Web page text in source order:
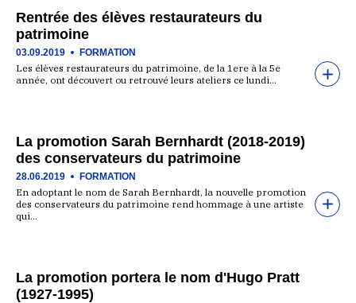
Rentrée des élèves restaurateurs du
patrimoine
03.09.2019 FORMATION
Les élèves restaurateurs du patrimoine, de la 1ere à la 5e
année, ont découvert ou retrouvé leurs ateliers ce lundi…
La promotion Sarah Bernhardt (2018-2019)
des conservateurs du patrimoine
28.06.2019 FORMATION
En adoptant le nom de Sarah Bernhardt, la nouvelle promotion
des conservateurs du patrimoine rend hommage à une artiste
qui…
La promotion portera le nom d'Hugo Pratt
(1927-1995)